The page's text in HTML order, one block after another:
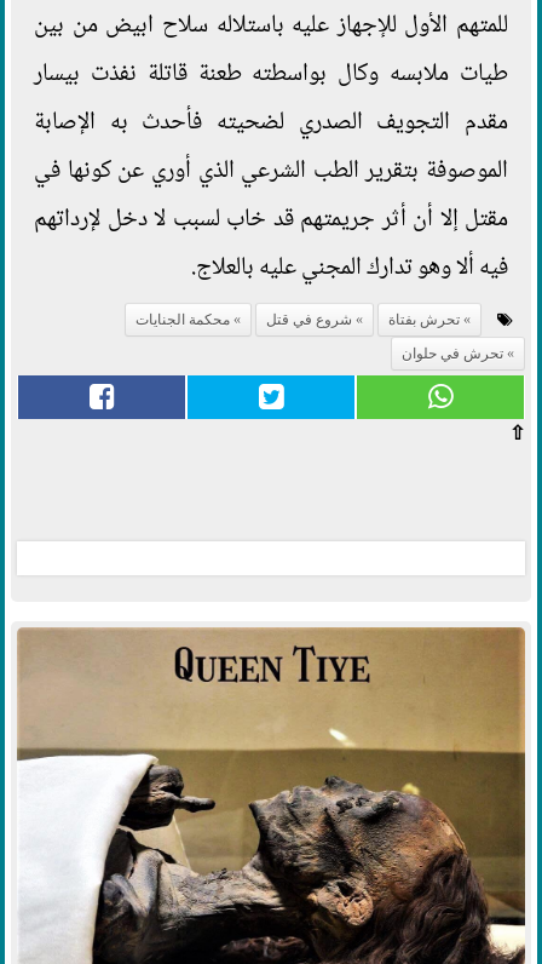
للمتهم الأول للإجهاز عليه باستلاله سلاح ابيض من بين
طيات ملابسه وكال بواسطته طعنة قاتلة نفذت بیسار
مقدم التجويف الصدري لضحيته فأحدث به الإصابة
الموصوفة بتقرير الطب الشرعي الذي أوري عن كونها في
مقتل إلا أن أثر جريمتهم قد خاب لسبب لا دخل لإرداتهم
فيه ألا وهو تدارك المجني عليه بالعلاج.
تحرش بفتاة شروع في قتل
محكمة الجنايات
تحرش في حلوان
⇧